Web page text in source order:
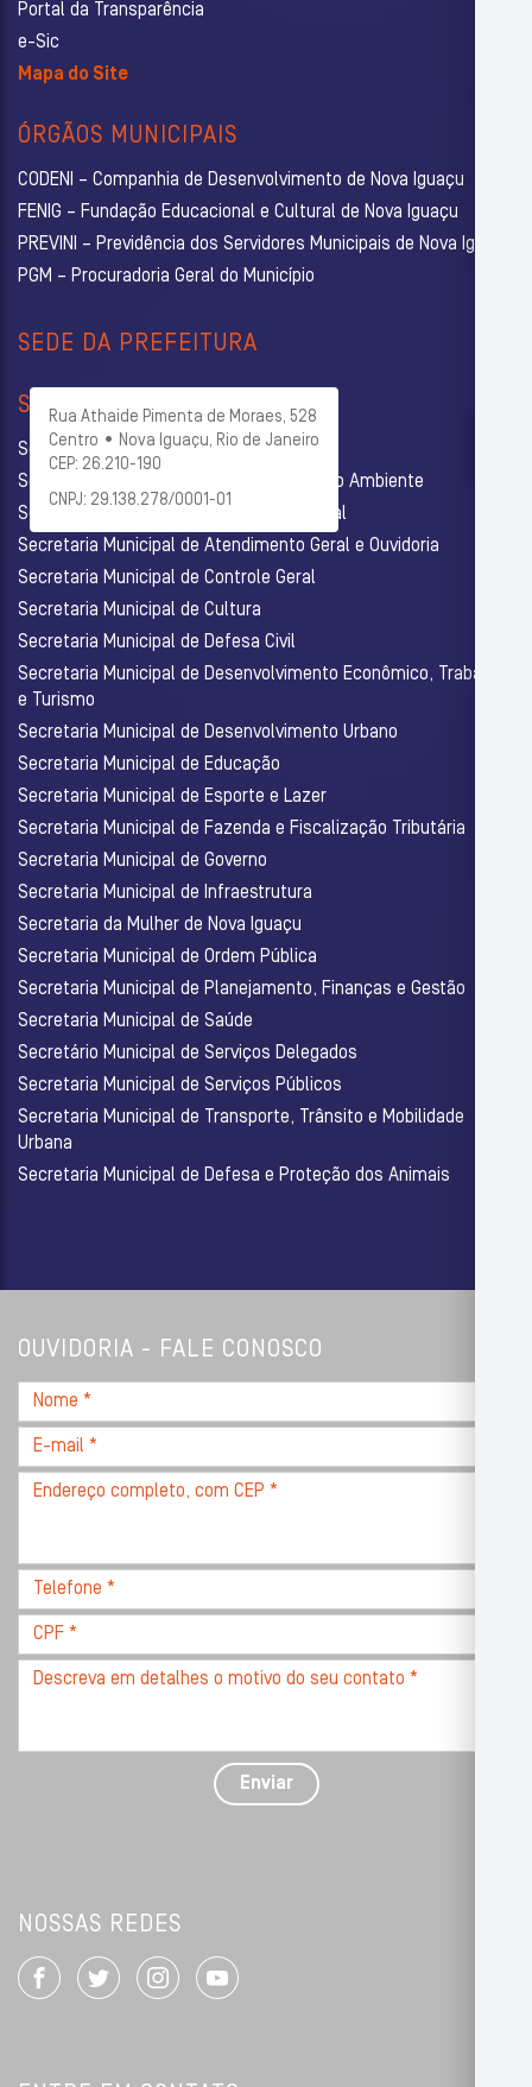
Portal da Transparência
e-Sic
Mapa do Site
ÓRGÃOS MUNICIPAIS
CODENI – Companhia de Desenvolvimento de Nova Iguaçu
FENIG – Fundação Educacional e Cultural de Nova Iguaçu
PREVINI – Previdência dos Servidores Municipais de Nova Iguaçu
PGM – Procuradoria Geral do Município
SEDE DA PREFEITURA
Rua Athaide Pimenta de Moraes, 528
Centro • Nova Iguaçu, Rio de Janeiro
CEP: 26.210-190
CNPJ: 29.138.278/0001-01
SECRETARIAS
Secretaria Municipal de Administração
Secretaria Municipal de Agricultura e Meio Ambiente
Secretaria Municipal de Assistência Social
Secretaria Municipal de Atendimento Geral e Ouvidoria
Secretaria Municipal de Controle Geral
Secretaria Municipal de Cultura
Secretaria Municipal de Defesa Civil
Secretaria Municipal de Desenvolvimento Econômico, Trabalho
e Turismo
Secretaria Municipal de Desenvolvimento Urbano
Secretaria Municipal de Educação
Secretaria Municipal de Esporte e Lazer
Secretaria Municipal de Fazenda e Fiscalização Tributária
Secretaria Municipal de Governo
Secretaria Municipal de Infraestrutura
Secretaria da Mulher de Nova Iguaçu
Secretaria Municipal de Ordem Pública
Secretaria Municipal de Planejamento, Finanças e Gestão
Secretaria Municipal de Saúde
Secretário Municipal de Serviços Delegados
Secretaria Municipal de Serviços Públicos
Secretaria Municipal de Transporte, Trânsito e Mobilidade
Urbana
Secretaria Municipal de Defesa e Proteção dos Animais
OUVIDORIA - FALE CONOSCO
Nome
*
E-
mail
Endereço
CEP
Telefone
*
CPF
*
Descreva
com
Enviar
NOSSAS REDES